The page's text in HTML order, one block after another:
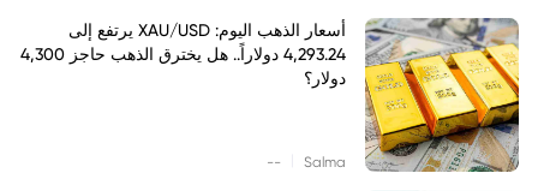
أسعار الذهب اليوم: XAU/USD يرتفع إلى
4,293.24 دولاراً.. هل يخترق الذهب حاجز 4,300
دولار؟
Salma
--